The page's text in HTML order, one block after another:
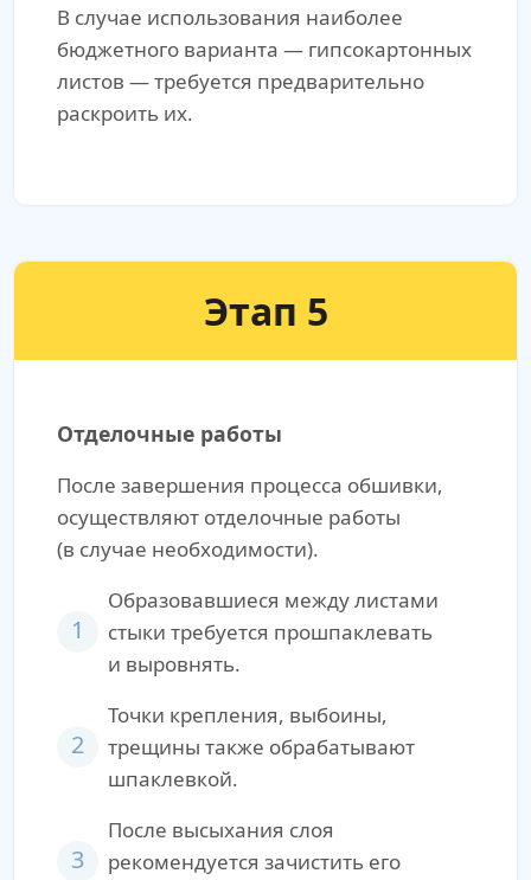
В случае использования наиболее
бюджетного варианта — гипсокартонных
листов — требуется предварительно
раскроить их.
Этап 5
Отделочные работы
После завершения процесса обшивки,
осуществляют отделочные работы
(в случае необходимости).
1
Образовавшиеся между листами
стыки требуется прошпаклевать
и выровнять.
2
Точки крепления, выбоины,
трещины также обрабатывают
шпаклевкой.
3
После высыхания слоя
рекомендуется зачистить его